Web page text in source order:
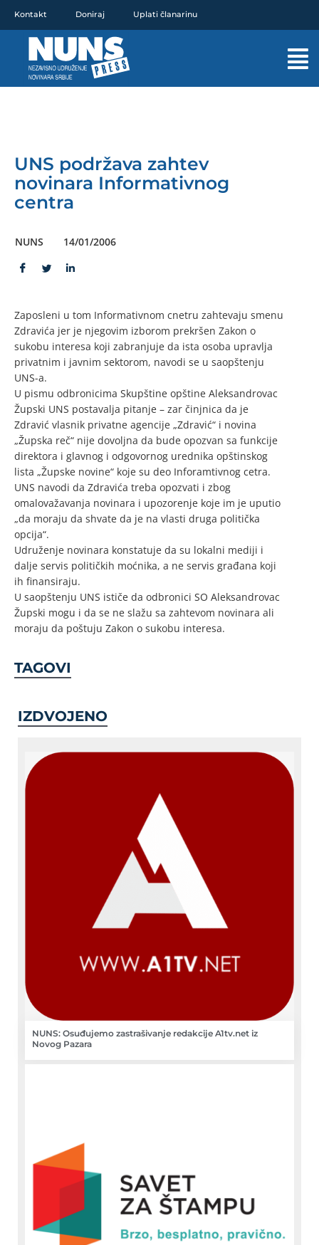
sadržaj
Kontakt Doniraj Uplati članarinu
UNS podržava zahtev
novinara Informativnog
centra
NUNS 14/01/2006
Zaposleni u tom Informativnom cnetru zahtevaju smenu
Zdravića jer je njegovim izborom prekršen Zakon o
sukobu interesa koji zabranjuje da ista osoba upravlja
privatnim i javnim sektorom, navodi se u saopštenju
UNS-a.
U pismu odbronicima Skupštine opštine Aleksandrovac
Župski UNS postavalja pitanje – zar činjnica da je
Zdravić vlasnik privatne agencije „Zdravić“ i novina
„Župska reč“ nije dovoljna da bude opozvan sa funkcije
direktora i glavnog i odgovornog urednika opštinskog
lista „Župske novine“ koje su deo Inforamtivnog cetra.
UNS navodi da Zdravića treba opozvati i zbog
omalovažavanja novinara i upozorenje koje im je uputio
„da moraju da shvate da je na vlasti druga politička
opcija“.
Udruženje novinara konstatuje da su lokalni mediji i
dalje servis političkih moćnika, a ne servis građana koji
ih finansiraju.
U saopštenju UNS ističe da odbronici SO Aleksandrovac
Župski mogu i da se ne slažu sa zahtevom novinara ali
moraju da poštuju Zakon o sukobu interesa.
TAGOVI
IZDVOJENO
NUNS: Osuđujemo zastrašivanje redakcije A1tv.net iz
Novog Pazara